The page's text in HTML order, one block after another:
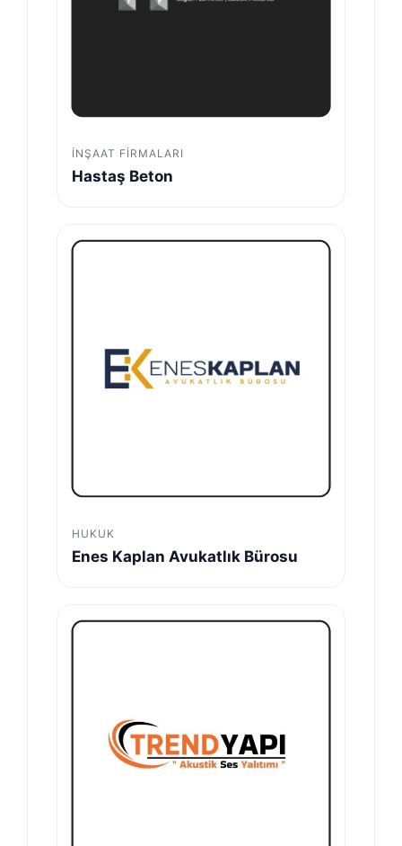
İNŞAAT FIRMALARI
Hastaş Beton
HUKUK
Enes Kaplan Avukatlık Bürosu